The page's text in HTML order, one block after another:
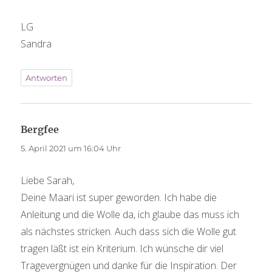
LG
Sandra
Antworten
Bergfee
5. April 2021 um 16:04 Uhr
Liebe Sarah,
Deine Maari ist super geworden. Ich habe die
Anleitung und die Wolle da, ich glaube das muss ich
als nächstes stricken. Auch dass sich die Wolle gut
tragen läßt ist ein Kriterium. Ich wünsche dir viel
Tragevergnügen und danke für die Inspiration. Der